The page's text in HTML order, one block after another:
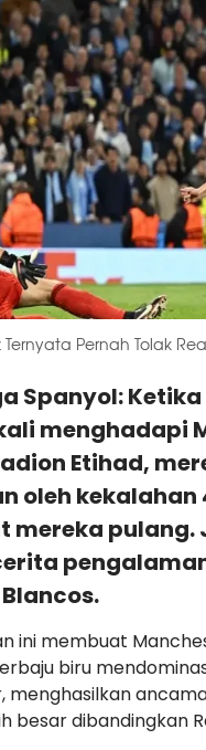
Pernah Tolak
Spanyol:
menghadapi
Etihad,
oleh
mereka pulang.
ini membuat
biru
menghasilkan
besar dibandingkan